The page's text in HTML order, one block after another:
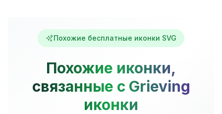
Похожие бесплатные иконки SVG
Похожие иконки,
связанные с Grieving
иконки